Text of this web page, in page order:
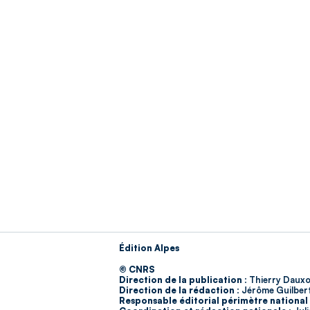
Édition Alpes
© CNRS
Direction de la publication : Thierry
Direction de la rédaction : Jérôme
Responsable éditorial périmètre national